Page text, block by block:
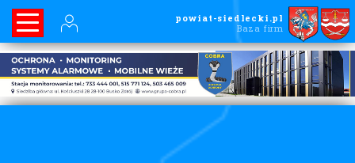
powiat-siedlecki.pl
Baza firm